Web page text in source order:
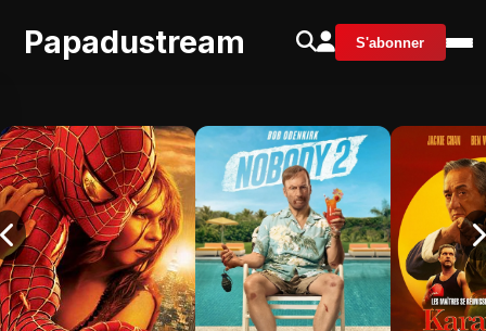
Papadustream S'abonner